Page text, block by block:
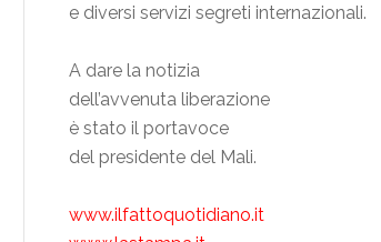
e diversi servizi segreti internazionali.
A dare la notizia
dell’avvenuta liberazione
è stato il portavoce
del presidente del Mali.
www.ilfattoquotidiano.it